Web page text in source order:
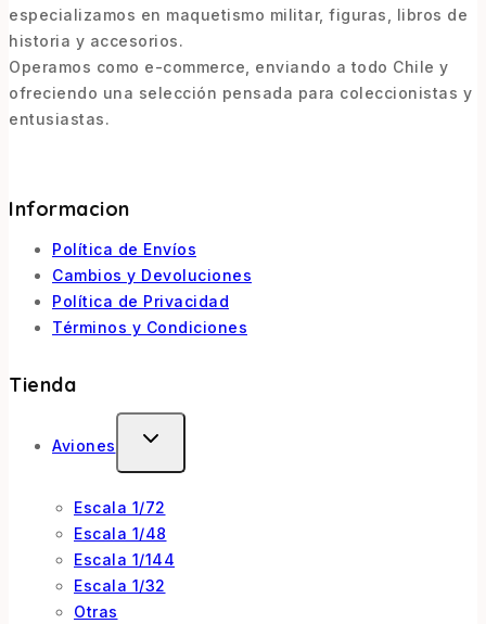
especializamos en maquetismo militar, figuras, libros de
historia y accesorios.
Operamos como e-commerce, enviando a todo Chile y
ofreciendo una selección pensada para coleccionistas y
entusiastas.
Informacion
Política de Envíos
Cambios y Devoluciones
Política de Privacidad
Términos y Condiciones
Tienda
Aviones
Escala 1/72
Escala 1/48
Escala 1/144
Escala 1/32
Otras